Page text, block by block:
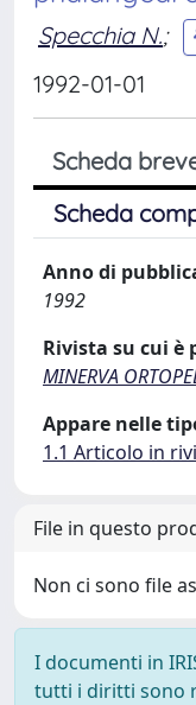
Specchia N.;
1992-01-01
Scheda
Scheda
Anno di
1992
Rivista su cui è
MINERVA
Appare nelle
1.1 Articolo in
File in questo
Non ci sono file
I documenti in
tutti i diritti sono